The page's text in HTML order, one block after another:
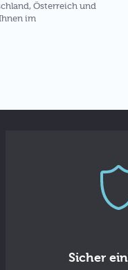
Österreich und
im
Sicher